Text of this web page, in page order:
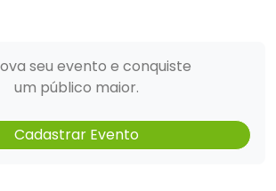
seu evento e conquiste
um público maior.
Cadastrar Evento